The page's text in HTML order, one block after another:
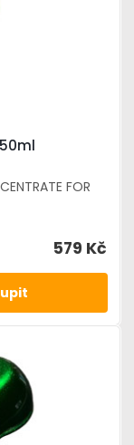
50ml
FOR
579 Kč